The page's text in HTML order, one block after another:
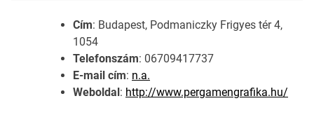
Cím: Budapest, Podmaniczky Frigyes tér 4,
1054
Telefonszám: 06709417737
E-mail cím: n.a.
Weboldal : http://www.pergamengrafika.hu/